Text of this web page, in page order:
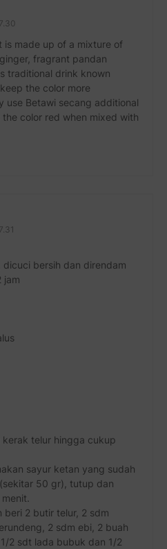
is made up of a mixture of
fragrant pandan
traditional drink known
the color more
use Betawi secang additional
color red when mixed with
bersih dan direndam
jam
telur hingga cukup
sayur ketan yang sudah
50 gr), tutup dan
beri 2 butir telur, 2 sdm
2 sdm ebi, 2 buah
2 sdt lada bubuk dan 1/2